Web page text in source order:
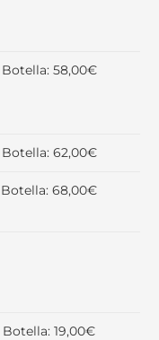
Botella: 58,00€
Botella: 62,00€
Botella: 68,00€
Botella: 19,00€